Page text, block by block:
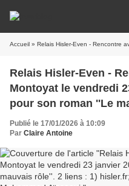
Accueil » Relais Hisler-Even - Rencontre avec Flore Montoyat le vendredi 23 janvier 2026, à
Relais Hisler-Even -
Montoyat le vendredi
pour son roman ''Le
hisler.fr; 2) lefigaro.fr
Mohammed Aïssaoui
Publié le 17/01/2026 à 10:09
Par Claire Antoine